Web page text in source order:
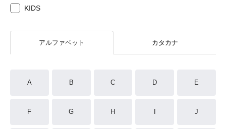
KIDS
アルファベット カタカナ
A B C D E
F G H J